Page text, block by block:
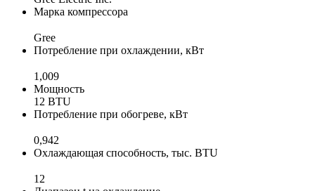
Марка компрессора
Gree
Потребление при охлаждении, кВт
1,009
Мощность
12 BTU
Потребление при обогреве, кВт
0,942
Охлаждающая способность, тыс. BTU
12